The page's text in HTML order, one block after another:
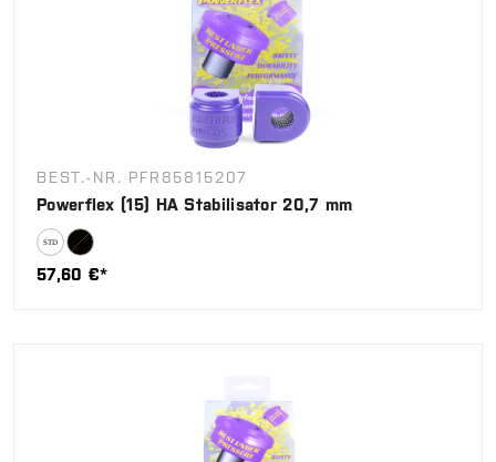
BEST.-NR. PFR85815207
Powerflex (15) HA Stabilisator 20,7 mm
57,60 €*